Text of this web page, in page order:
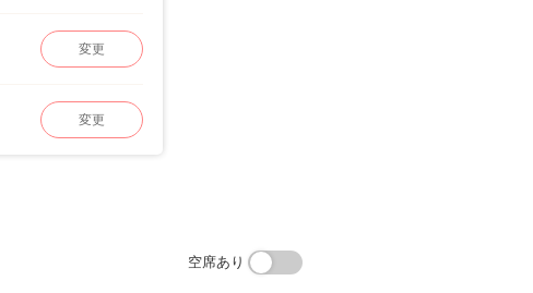
変更
変更
空席あり